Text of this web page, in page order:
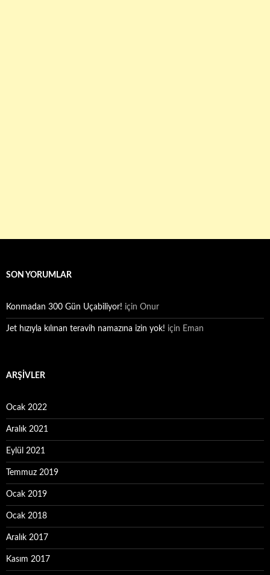
SON YORUMLAR
Konmadan 300 Gün Uçabiliyor! için Onur
Jet hızıyla kılınan teravih namazına izin yok! için Eman
ARŞIVLER
Ocak 2022
Aralık 2021
Eylül 2021
Temmuz 2019
Ocak 2019
Ocak 2018
Aralık 2017
Kasım 2017